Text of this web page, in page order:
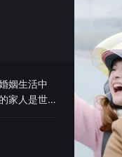
暂无观看影片的记录
姻生活中
家人是世
随着时间